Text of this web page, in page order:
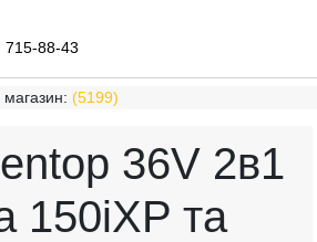
715-88-43
магазин: (5199)
36V 2в1
150iXP та